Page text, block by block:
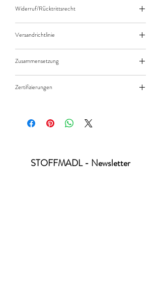
10cm (0,1m) Länge des Stoffes.
Bei einer Bestellung von zB. 50cm (0,5m)
daher bitte Anzahl 5 eingeben.
Widerruf/Rücktrittsrecht
Versandrichtlinie
Zusammensetzung
Zertifizierungen
STOFFMADL - Newsletter